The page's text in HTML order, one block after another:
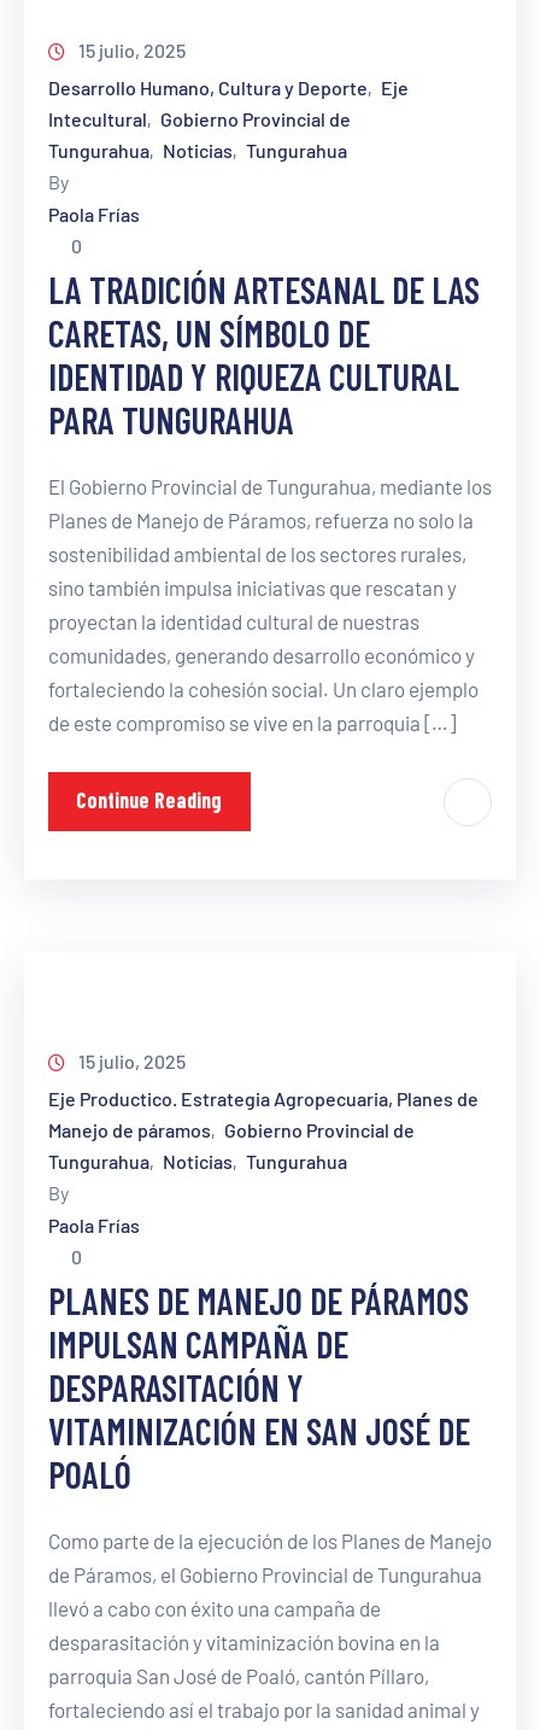
15 julio, 2025
Desarrollo Humano, Cultura y Deporte‚ Eje
Intecultural‚ Gobierno Provincial de
Tungurahua‚ Noticias‚ Tungurahua
By
Paola Frías
0
LA TRADICIÓN ARTESANAL DE LAS
CARETAS, UN SÍMBOLO DE
IDENTIDAD Y RIQUEZA CULTURAL
PARA TUNGURAHUA
El Gobierno Provincial de Tungurahua, mediante los
Planes de Manejo de Páramos, refuerza no solo la
sostenibilidad ambiental de los sectores rurales,
sino también impulsa iniciativas que rescatan y
proyectan la identidad cultural de nuestras
comunidades, generando desarrollo económico y
fortaleciendo la cohesión social. Un claro ejemplo
de este compromiso se vive en la parroquia […]
Continue Reading
15 julio, 2025
Eje Productico. Estrategia Agropecuaria, Planes de
Manejo de páramos‚ Gobierno Provincial de
Tungurahua‚ Noticias‚ Tungurahua
By
Paola Frías
0
PLANES DE MANEJO DE PÁRAMOS
IMPULSAN CAMPAÑA DE
DESPARASITACIÓN Y
VITAMINIZACIÓN EN SAN JOSÉ DE
POALÓ
Como parte de la ejecución de los Planes de Manejo
de Páramos, el Gobierno Provincial de Tungurahua
llevó a cabo con éxito una campaña de
desparasitación y vitaminización bovina en la
parroquia San José de Poaló, cantón Píllaro,
fortaleciendo así el trabajo por la sanidad animal y